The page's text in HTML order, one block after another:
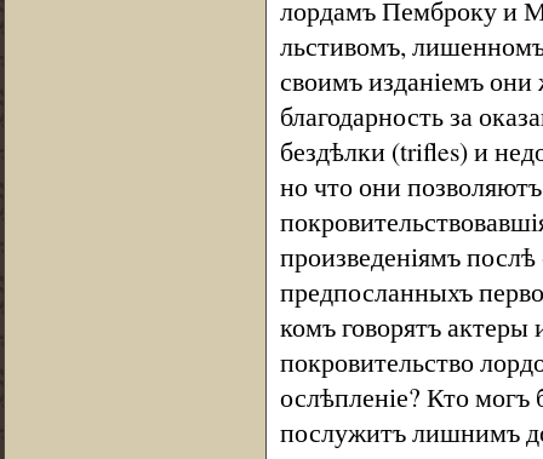
лордамъ Пемброку и
льстивомъ,
своимъ изданіемъ
благодарность за
бездѣлки (trifles) и
но что они
произведеніямъ
предпосланныхъ
комъ говорятъ актеры
покровительство
ослѣпленіе? Кто могъ
послужитъ лишнимъ